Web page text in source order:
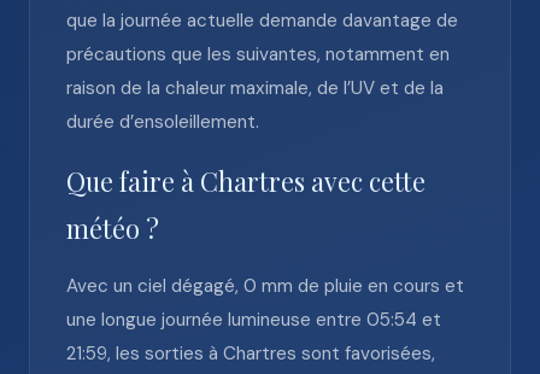
que la journée actuelle demande davantage de
précautions que les suivantes, notamment en
raison de la chaleur maximale, de l’UV et de la
durée d’ensoleillement.
Que faire à Chartres avec cette
météo ?
Avec un ciel dégagé, 0 mm de pluie en cours et
une longue journée lumineuse entre 05:54 et
21:59, les sorties à Chartres sont favorisées,